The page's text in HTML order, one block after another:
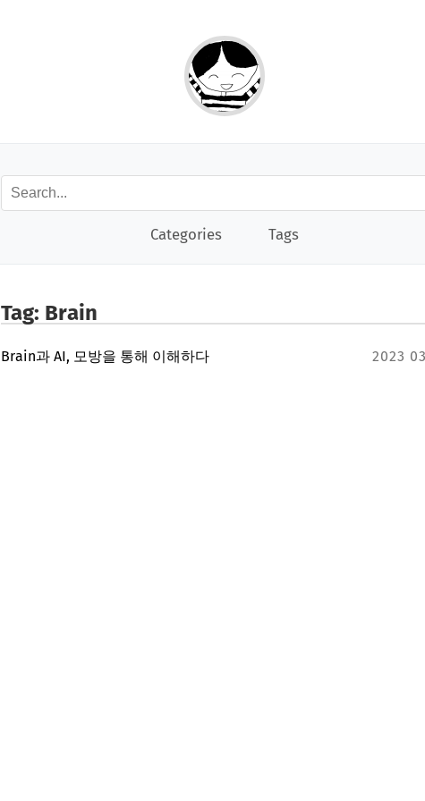
Categories Tags
Tag: Brain
2023
Brain과 AI, 모방을 통해 이해하다